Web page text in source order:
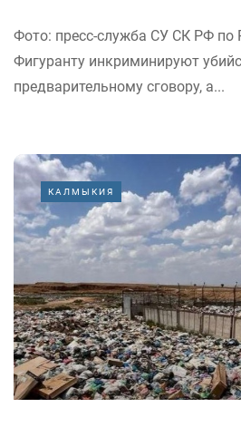
Фото: пресс-служба СУ СК РФ по
Фигуранту инкриминируют
предварительному сговору, а...
КАЛМЫКИЯ